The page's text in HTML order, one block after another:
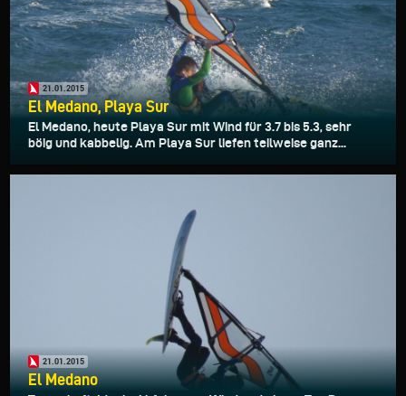
21.01.2015
El Medano, Playa Sur
El Medano, heute Playa Sur mit Wind für 3.7 bis 5.3, sehr
böig und kabbelig. Am Playa Sur liefen teilweise ganz...
21.01.2015
El Medano